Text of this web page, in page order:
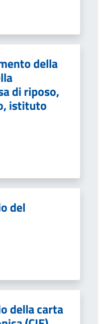
della
di riposo,
istituto
del
della carta